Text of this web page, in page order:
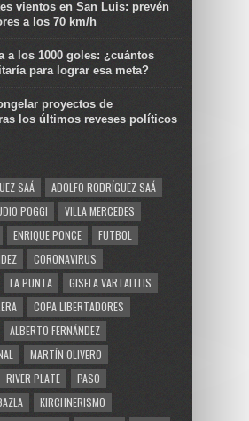
vientos en San Luis: prevén
a los 70 km/h
a los 1000 goles: ¿cuántos
para lograr esa meta?
proyectos de
los últimos reveses políticos
SAÁ
ADOLFO RODRÍGUEZ SAÁ
POGGI
VILLA MERCEDES
ENRIQUE PONCE
FUTBOL
CORONAVIRUS
LA PUNTA
GISELA VARTALITIS
COPA LIBERTADORES
ALBERTO FERNÁNDEZ
MARTÍN OLIVERO
RIVER PLATE
PASO
KIRCHNERISMO